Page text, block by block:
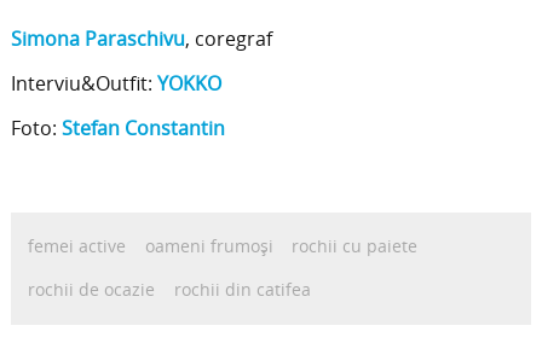
Simona Paraschivu, coregraf
Interviu&Outfit: YOKKO
Foto: Stefan Constantin
femei active oameni frumoși
rochii cu paiete
rochii de ocazie
rochii din catifea